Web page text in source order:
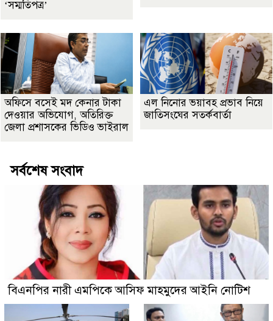
‘সম্মতিপত্র’
অফিসে বসেই মদ কেনার টাকা
দেওয়ার অভিযোগ, অতিরিক্ত
জেলা প্রশাসকের ভিডিও ভাইরাল
এল নিনোর ভয়াবহ প্রভাব নিয়ে
জাতিসংঘের সতর্কবার্তা
সর্বশেষ সংবাদ
বিএনপির নারী এমপিকে আসিফ মাহমুদের আইনি নোটিশ